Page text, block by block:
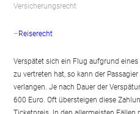
Versicherungsrecht
–Reiserecht
Verspätet sich ein Flug aufgrund
zu vertreten hat, so kann der
verlangen. Je nach Dauer der
600 Euro. Oft übersteigen diese